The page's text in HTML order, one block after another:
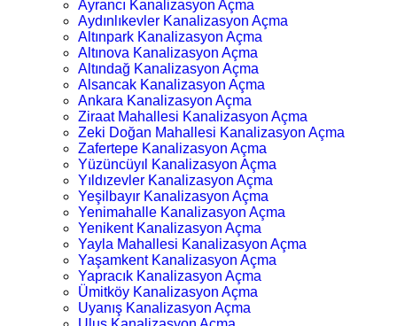
Ayrancı Kanalizasyon Açma
Aydınlıkevler Kanalizasyon Açma
Altınpark Kanalizasyon Açma
Altınova Kanalizasyon Açma
Altındağ Kanalizasyon Açma
Alsancak Kanalizasyon Açma
Ankara Kanalizasyon Açma
Ziraat Mahallesi Kanalizasyon Açma
Zeki Doğan Mahallesi Kanalizasyon Açma
Zafertepe Kanalizasyon Açma
Yüzüncüyıl Kanalizasyon Açma
Yıldızevler Kanalizasyon Açma
Yeşilbayır Kanalizasyon Açma
Yenimahalle Kanalizasyon Açma
Yenikent Kanalizasyon Açma
Yayla Mahallesi Kanalizasyon Açma
Yaşamkent Kanalizasyon Açma
Yapracık Kanalizasyon Açma
Ümitköy Kanalizasyon Açma
Uyanış Kanalizasyon Açma